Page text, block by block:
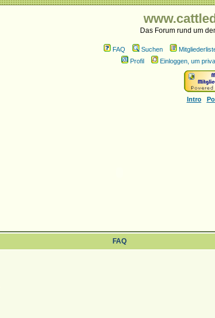
Das Forum rund um
FAQ Suchen
Profil
Einloggen, um
Intro
FAQ